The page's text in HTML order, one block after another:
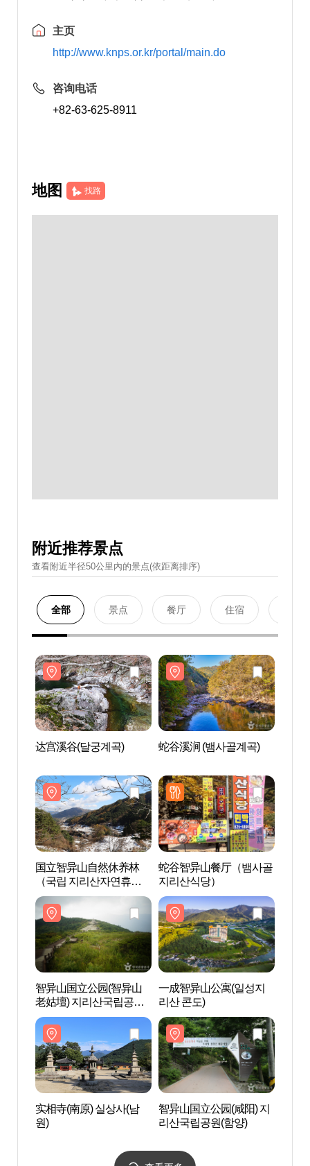
主页
http://www.knps.or.kr/portal/main.do
咨询电话
+82-63-625-8911
地图 找路
附近推荐景点
查看附近半径50公里內的景点(依距离排序)
全部 景点 餐厅 住宿
达宫溪谷(달궁계곡) 蛇谷溪涧 (뱀사골계곡)
国立智异山自然休养林
（국립 지리산자연휴양
림）
蛇谷智异山餐厅（뱀사골
지리산식당）
智异山国立公园(智异山
老姑壇) 지리산국립공원
(지리산 노고단)
一成智异山公寓(일성지
리산 콘도)
实相寺(南原) 실상사(남
원)
智异山国立公园(咸阳) 지
리산국립공원(함양)